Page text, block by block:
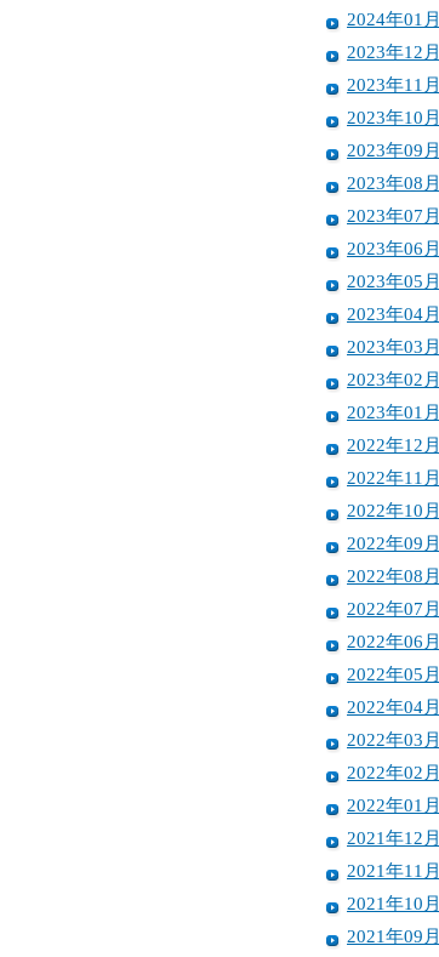
2024年01月
2023年12月
2023年11月
2023年10月
2023年09月
2023年08月
2023年07月
2023年06月
2023年05月
2023年04月
2023年03月
2023年02月
2023年01月
2022年12月
2022年11月
2022年10月
2022年09月
2022年08月
2022年07月
2022年06月
2022年05月
2022年04月
2022年03月
2022年02月
2022年01月
2021年12月
2021年11月
2021年10月
2021年09月